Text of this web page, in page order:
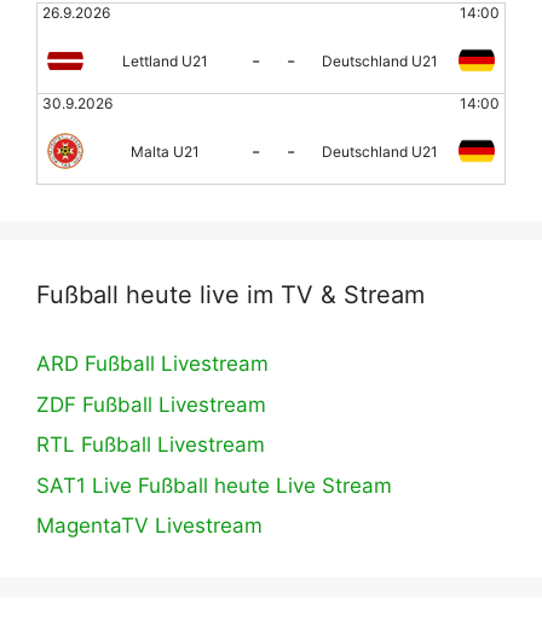
26.9.2026 14:00
Lettland U21 - - Deutschland U21
30.9.2026 14:00
Malta U21 - - Deutschland U21
Fußball heute live im TV & Stream
ARD Fußball Livestream
ZDF Fußball Livestream
RTL Fußball Livestream
SAT1 Live Fußball heute Live Stream
MagentaTV Livestream